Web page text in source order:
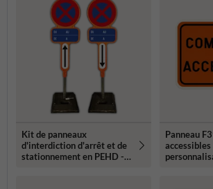
Kit de panneaux
d'interdiction d'arrêt et de
stationnement en PEHD -
Panneau
accessibles